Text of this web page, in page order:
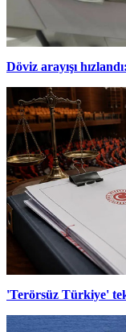
Döviz arayışı
'Terörsüz Türkiye'